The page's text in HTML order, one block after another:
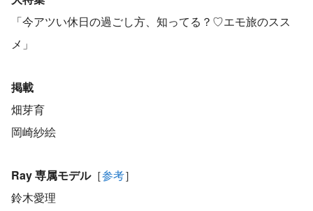
「今アツい休日の過ごし方、知ってる？♡エモ旅のスス
メ」
掲載
畑芽育
岡崎紗絵
Ray 専属モデル［参考］
鈴木愛理